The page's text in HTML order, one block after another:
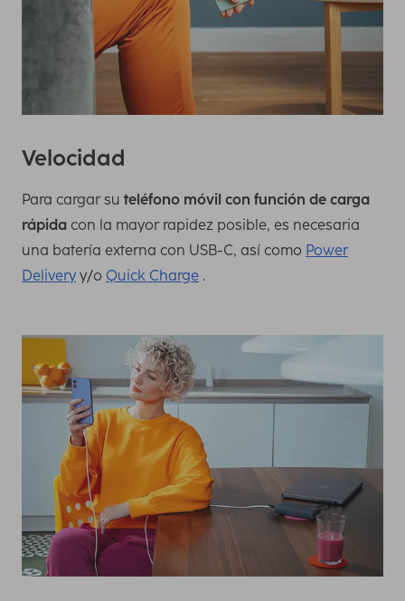
Velocidad
Para cargar su teléfono móvil con función de carga
rápida con la mayor rapidez posible, es necesaria
una batería externa con USB-C, así como Power
Delivery y/o Quick Charge .